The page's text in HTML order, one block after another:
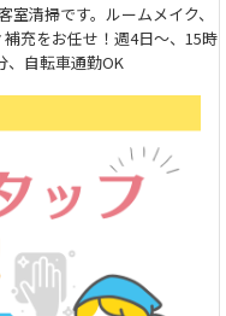
室清掃です。ルームメイク、
充をお任せ！週4日～、15時
、自転車通勤OK